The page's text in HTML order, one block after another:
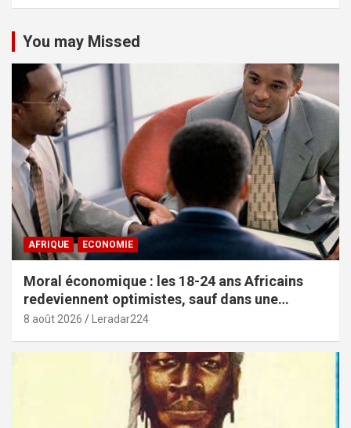
You may Missed
AFRIQUE ECONOMIE
Moral économique : les 18-24 ans Africains
redeviennent optimistes, sauf dans une
poignée de pays (African Youth Survey 2026)
8 août 2026 Leradar224